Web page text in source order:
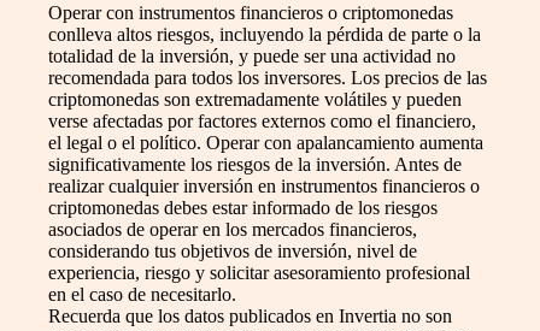
Operar con instrumentos financieros o criptomonedas
conlleva altos riesgos, incluyendo la pérdida de parte o la
totalidad de la inversión, y puede ser una actividad no
recomendada para todos los inversores. Los precios de las
criptomonedas son extremadamente volátiles y pueden
verse afectadas por factores externos como el financiero,
el legal o el político. Operar con apalancamiento aumenta
significativamente los riesgos de la inversión. Antes de
realizar cualquier inversión en instrumentos financieros o
criptomonedas debes estar informado de los riesgos
asociados de operar en los mercados financieros,
considerando tus objetivos de inversión, nivel de
experiencia, riesgo y solicitar asesoramiento profesional
en el caso de necesitarlo.
Recuerda que los datos publicados en Invertia no son